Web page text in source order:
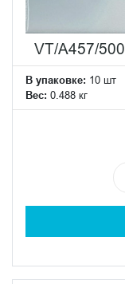
VT/A457/
В упаковке: 10 шт
Вес: 0.488 кг